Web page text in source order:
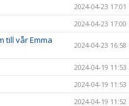
2024-04-23 17:01
2024-04-23 17:00
till vår Emma
2024-04-23 16:58
2024-04-19 11:53
2024-04-19 11:53
2024-04-19 11:52